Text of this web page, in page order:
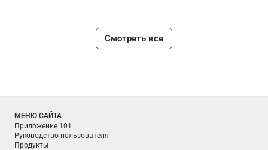
Смотреть все
МЕНЮ САЙТА
Приложение 101
Руководство пользователя
Продукты